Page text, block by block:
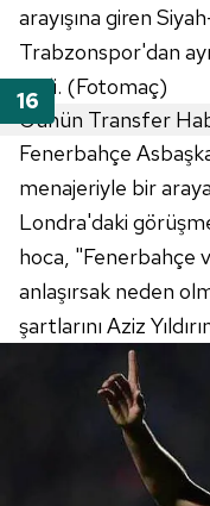
arayışına giren
Trabzonspor'dan
girdi. (Fotomaç)
Fenerbahçe
menajeriyle bir
Londra'daki
hoca, "Fenerbahçe
anlaşırsak neden
şartlarını Aziz